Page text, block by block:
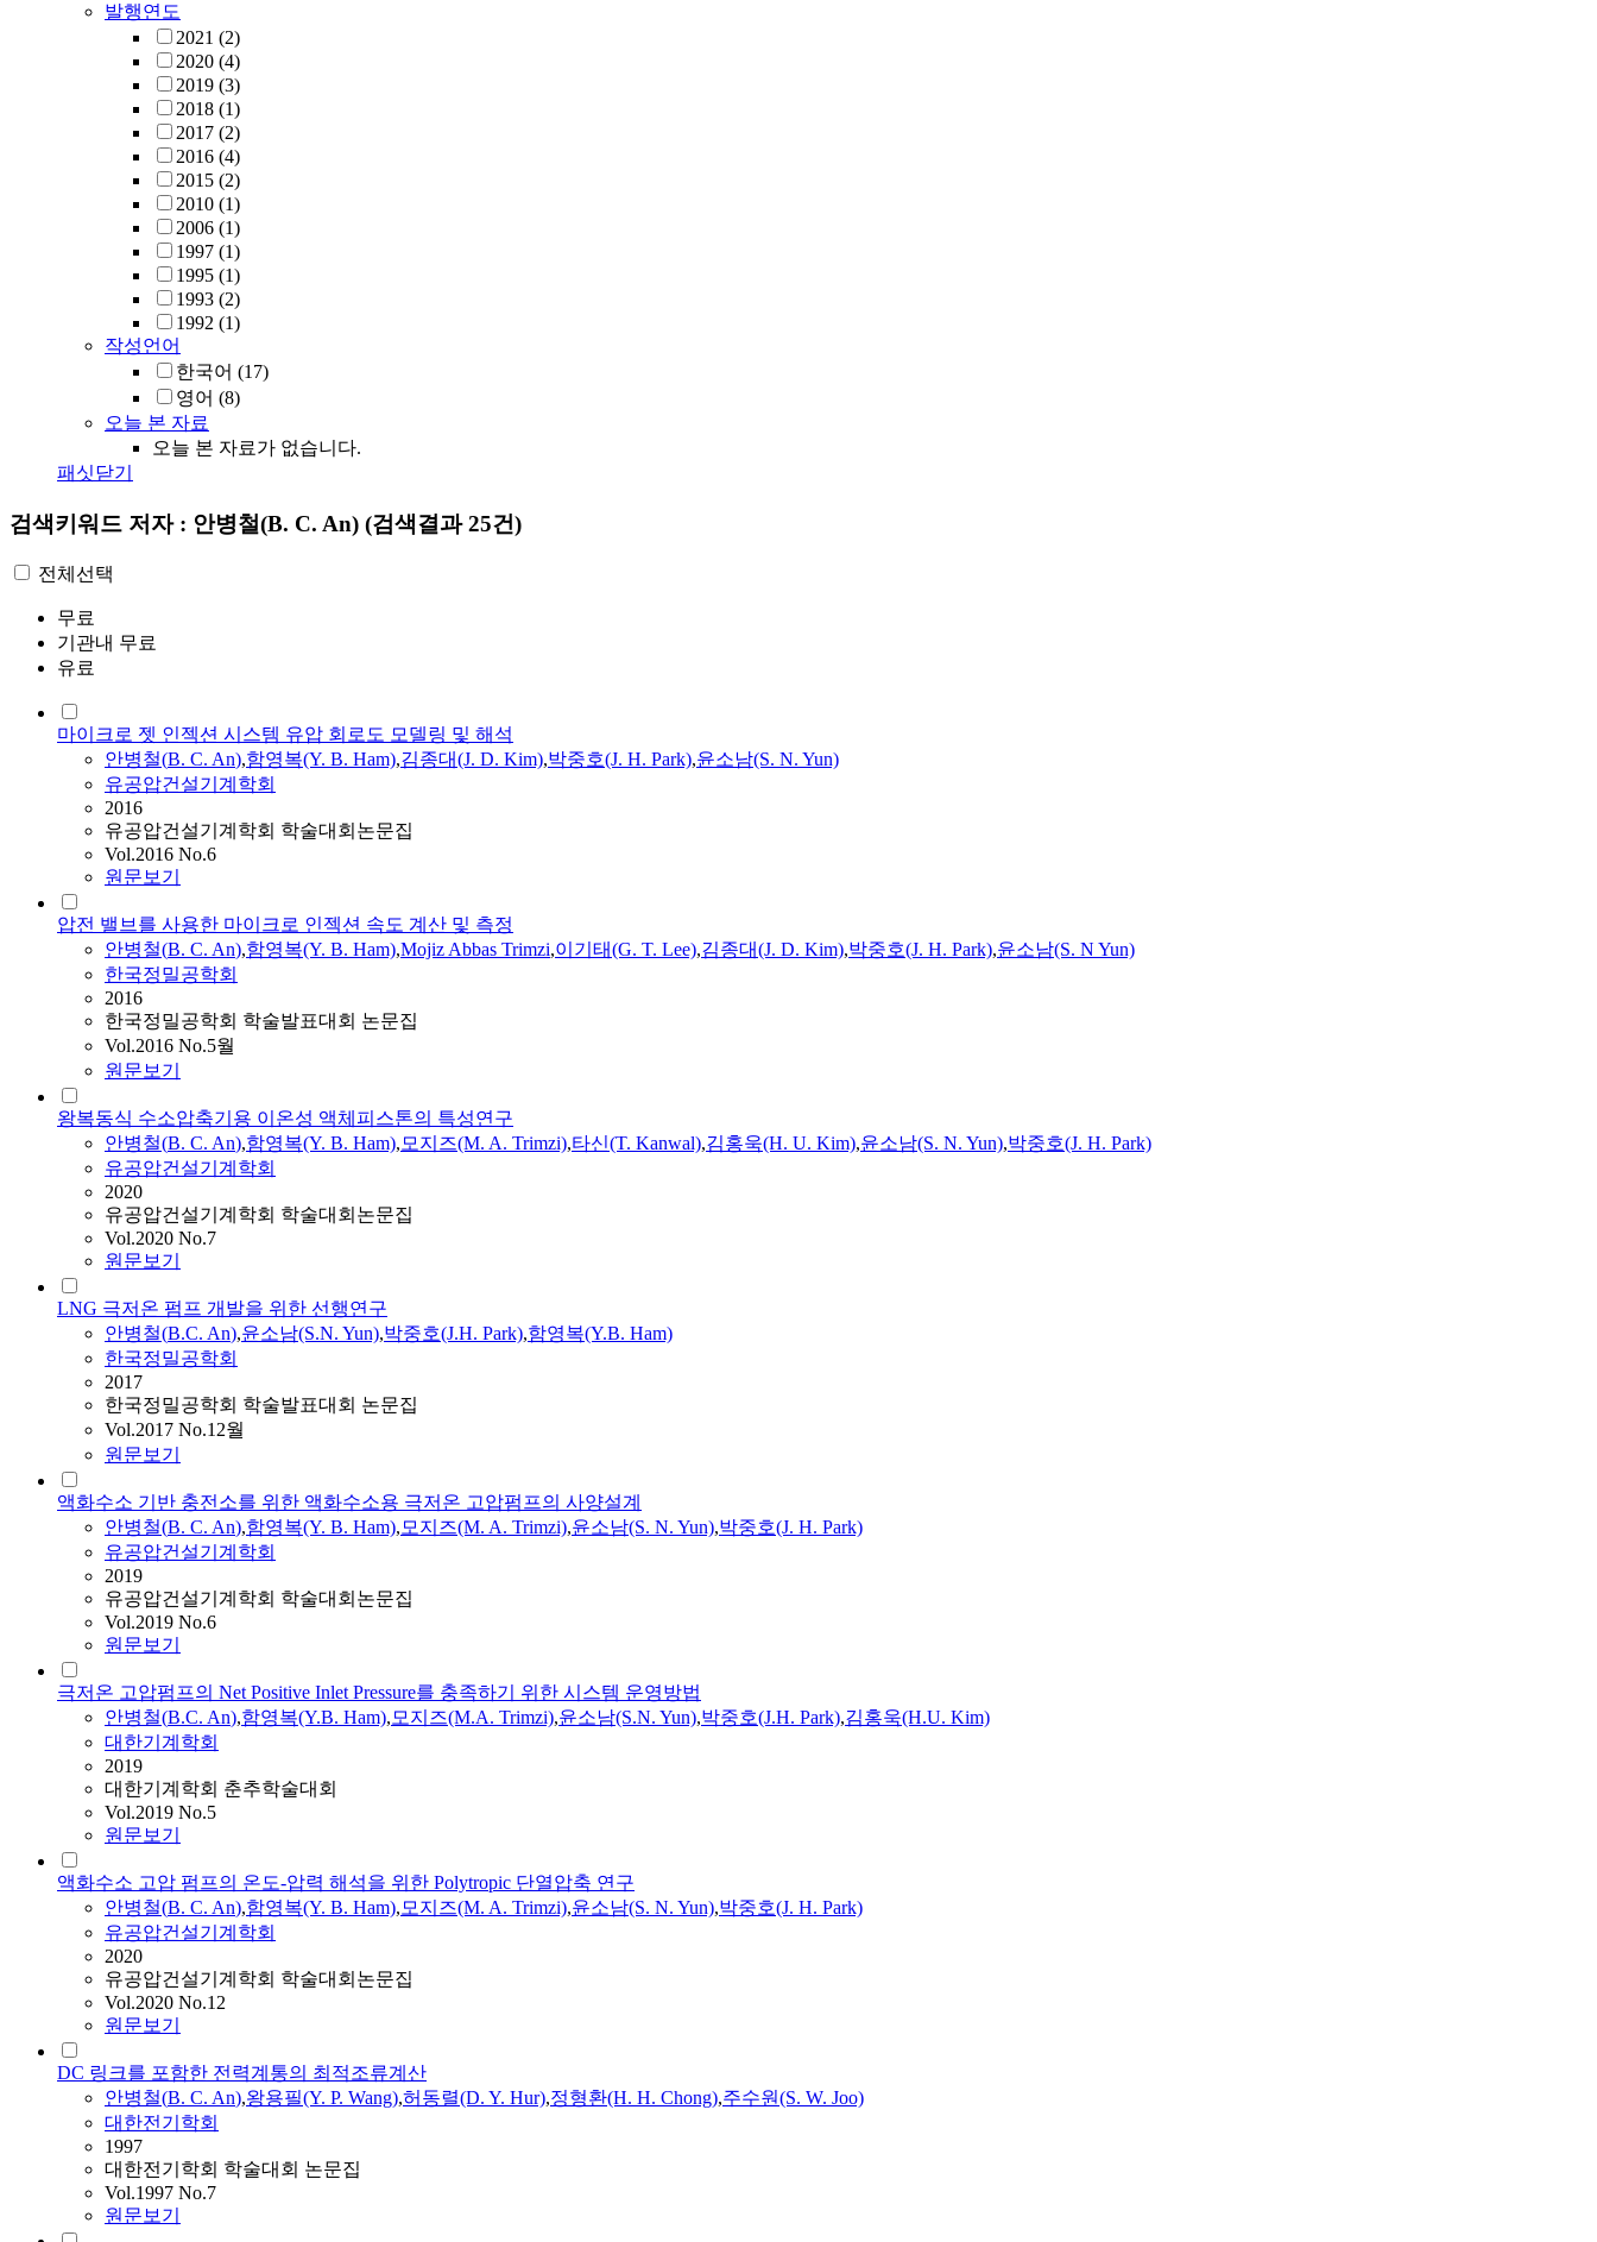
발행연도
2021 (2)
2020 (4)
2019 (3)
2018 (1)
2017 (2)
2016 (4)
2015 (2)
2010 (1)
2006 (1)
1997 (1)
1995 (1)
1993 (2)
1992 (1)
작성언어
한국어 (17)
영어 (8)
오늘 본 자료
오늘 본 자료가 없습니다.
패싯닫기
검색키워드 저자 : 안병철(B. C. An) (검색결과 25건)
전체선택
무료
기관내 무료
유료
마이크로 젯 인젝션 시스템 유압 회로도 모델링 및 해석
안병철(B. C. An),함영복(Y. B. Ham),김종대(J. D. Kim),박중호(J. H. Park),윤소남(S. N. Yun)
유공압건설기계학회
2016
유공압건설기계학회 학술대회논문집
Vol.2016 No.6
원문보기
압전 밸브를 사용한 마이크로 인젝션 속도 계산 및 측정
안병철(B. C. An),함영복(Y. B. Ham),Mojiz Abbas Trimzi,이기태(G. T. Lee),김종대(J. D. Kim),박중호(J. H. Park),윤소남(S. N Yun)
한국정밀공학회
2016
한국정밀공학회 학술발표대회 논문집
Vol.2016 No.5월
원문보기
왕복동식 수소압축기용 이온성 액체피스톤의 특성연구
안병철(B. C. An),함영복(Y. B. Ham),모지즈(M. A. Trimzi),타신(T. Kanwal),김홍욱(H. U. Kim),윤소남(S. N. Yun),박중호(J. H. Park)
유공압건설기계학회
2020
유공압건설기계학회 학술대회논문집
Vol.2020 No.7
원문보기
LNG 극저온 펌프 개발을 위한 선행연구
안병철(B.C. An),윤소남(S.N. Yun),박중호(J.H. Park),함영복(Y.B. Ham)
한국정밀공학회
2017
한국정밀공학회 학술발표대회 논문집
Vol.2017 No.12월
원문보기
액화수소 기반 충전소를 위한 액화수소용 극저온 고압펌프의 사양설계
안병철(B. C. An),함영복(Y. B. Ham),모지즈(M. A. Trimzi),윤소남(S. N. Yun),박중호(J. H. Park)
유공압건설기계학회
2019
유공압건설기계학회 학술대회논문집
Vol.2019 No.6
원문보기
극저온 고압펌프의 Net Positive Inlet Pressure를 충족하기 위한 시스템 운영방법
안병철(B.C. An),함영복(Y.B. Ham),모지즈(M.A. Trimzi),윤소남(S.N. Yun),박중호(J.H. Park),김홍욱(H.U. Kim)
대한기계학회
2019
대한기계학회 춘추학술대회
Vol.2019 No.5
원문보기
액화수소 고압 펌프의 온도-압력 해석을 위한 Polytropic 단열압축 연구
안병철(B. C. An),함영복(Y. B. Ham),모지즈(M. A. Trimzi),윤소남(S. N. Yun),박중호(J. H. Park)
유공압건설기계학회
2020
유공압건설기계학회 학술대회논문집
Vol.2020 No.12
원문보기
DC 링크를 포함한 전력계통의 최적조류계산
안병철(B. C. An),왕용필(Y. P. Wang),허동렬(D. Y. Hur),정형환(H. H. Chong),주수원(S. W. Joo)
대한전기학회
1997
대한전기학회 학술대회 논문집
Vol.1997 No.7
원문보기